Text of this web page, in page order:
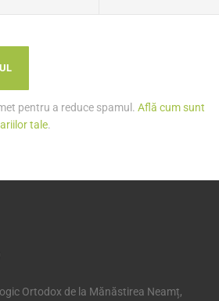
pentru a reduce spamul. Află cum sunt
tale.
Ortodox de la Mănăstirea Neamț,